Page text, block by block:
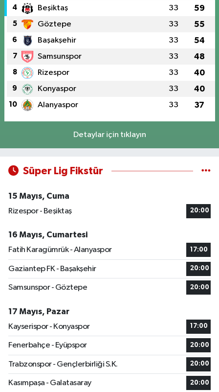
4 Beşiktaş 33 59
5 Göztepe 33 55
6 Başakşehir 33 54
7 Samsunspor 33 48
8 Rizespor 33 40
9 Konyaspor 33 40
10 Alanyaspor 33 37
Detaylar için tıklayın
Süper Lig Fikstür
15 Mayıs, Cuma
Rizespor - Beşiktaş
20:00
16 Mayıs, Cumartesi
Fatih Karagümrük - Alanyaspor
17:00
Gaziantep FK - Başakşehir 20:00
Samsunspor - Göztepe 20:00
17 Mayıs, Pazar
Kayserispor - Konyaspor
17:00
Fenerbahçe - Eyüpspor 20:00
Trabzonspor - Gençlerbirliği S.K. 20:00
Kasımpaşa - Galatasaray 20:00